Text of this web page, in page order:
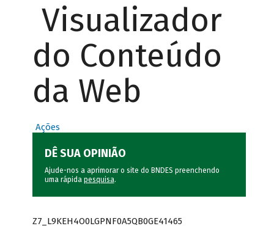
Visualizador
do Conteúdo
da Web
Ações
DÊ SUA OPINIÃO
Ajude-nos a aprimorar o site do BNDES preenchendo
uma rápida pesquisa.
Z7_L9KEH4O0LGPNF0A5QB0GE41465